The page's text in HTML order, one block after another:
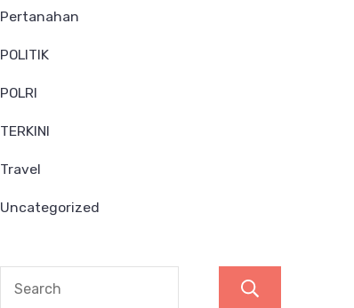
Pertanahan
POLITIK
POLRI
TERKINI
Travel
Uncategorized